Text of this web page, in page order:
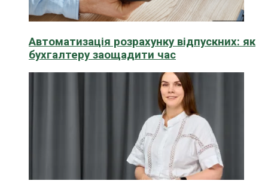
Автоматизація розрахунку відпускних: як
бухгалтеру заощадити час